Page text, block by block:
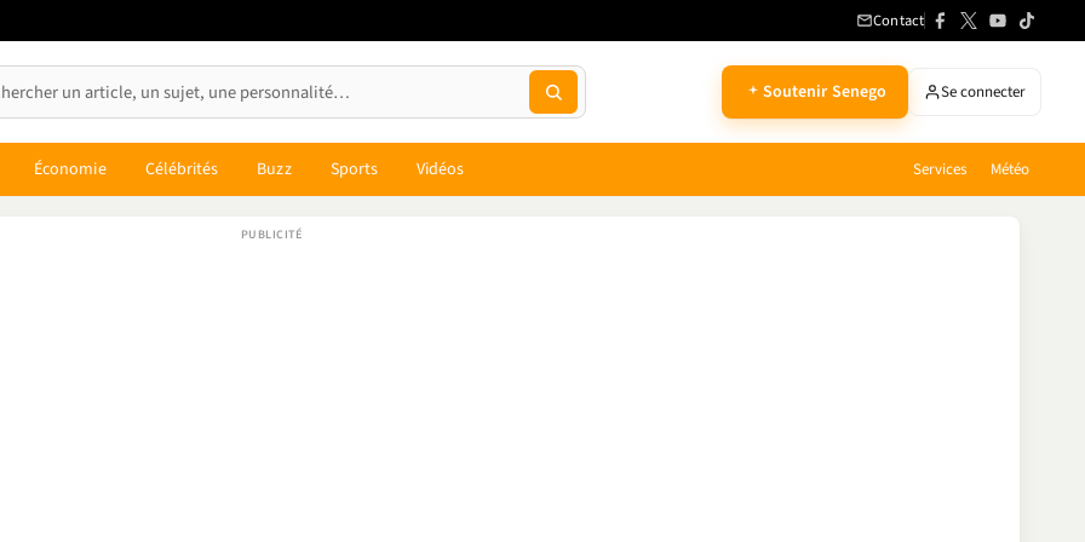
Contact
Soutenir Senego Se connecter
Économie Célébrités Buzz Sports Vidéos Services Météo